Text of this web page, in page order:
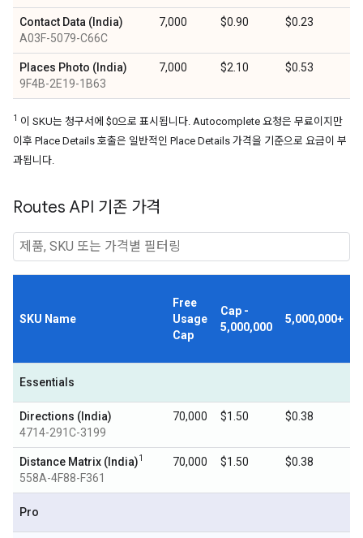
Contact Data (India)
A03F-5079-C66C
7,000 $0.90 $0.23
Places Photo (India)
9F4B-2E19-1B63
7,000 $2.10 $0.53
1 이 SKU는 청구서에 $0으로 표시됩니다. Autocomplete 요청은 무료이지만
이후 Place Details 호출은 일반적인 Place Details 가격을 기준으로 요금이 부
과됩니다.
Routes API 기존 가격
SKU Name
Free
Usage
Cap
Cap -
5,000,000
5,000,000+
Essentials
Directions (India)
4714-291C-3199
70,000 $1.50 $0.38
Distance Matrix (India)1
558A-4F88-F361
70,000 $1.50 $0.38
Pro